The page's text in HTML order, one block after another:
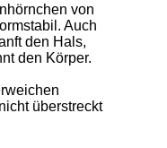
von
Auch
den Hals,
den Körper.
überstreckt